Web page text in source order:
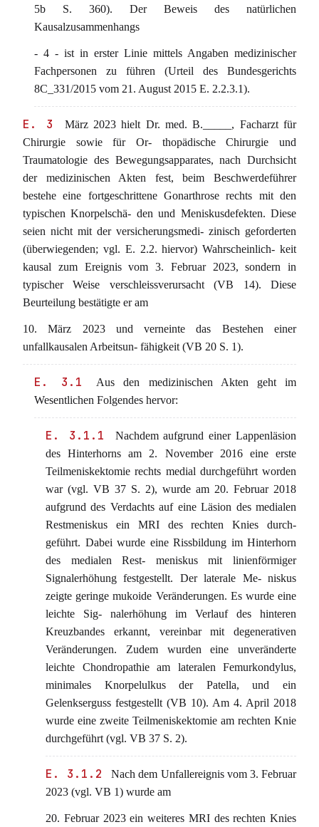
5b S. 360). Der Beweis des natürlichen
Kausalzusammenhangs
- 4 - ist in erster Linie mittels Angaben medizinischer
Fachpersonen zu führen (Urteil des Bundesgerichts
8C_331/2015 vom 21. August 2015 E. 2.2.3.1).
E. 3
März 2023 hielt Dr. med. B._____, Facharzt für
Chirurgie sowie für Or- thopädische Chirurgie und
Traumatologie des Bewegungsapparates, nach Durchsicht
der medizinischen Akten fest, beim Beschwerdeführer
bestehe eine fortgeschrittene Gonarthrose rechts mit den
typischen Knorpelschä- den und Meniskusdefekten. Diese
seien nicht mit der versicherungsmedi- zinisch geforderten
(überwiegenden; vgl. E. 2.2. hiervor) Wahrscheinlich- keit
kausal zum Ereignis vom 3. Februar 2023, sondern in
typischer Weise verschleissverursacht (VB 14). Diese
Beurteilung bestätigte er am
10. März 2023 und verneinte das Bestehen einer
unfallkausalen Arbeitsun- fähigkeit (VB 20 S. 1).
E. 3.1
Aus den medizinischen Akten geht im
Wesentlichen Folgendes hervor:
E. 3.1.1
Nachdem aufgrund einer Lappenläsion
des Hinterhorns am 2. November 2016 eine erste
Teilmeniskektomie rechts medial durchgeführt worden
war (vgl. VB 37 S. 2), wurde am 20. Februar 2018
aufgrund des Verdachts auf eine Läsion des medialen
Restmeniskus ein MRI des rechten Knies durch-
geführt. Dabei wurde eine Rissbildung im Hinterhorn
des medialen Rest- meniskus mit linienförmiger
Signalerhöhung festgestellt. Der laterale Me- niskus
zeigte geringe mukoide Veränderungen. Es wurde eine
leichte Sig- nalerhöhung im Verlauf des hinteren
Kreuzbandes erkannt, vereinbar mit degenerativen
Veränderungen. Zudem wurden eine unveränderte
leichte Chondropathie am lateralen Femurkondylus,
minimales Knorpelulkus der Patella, und ein
Gelenkserguss festgestellt (VB 10). Am 4. April 2018
wurde eine zweite Teilmeniskektomie am rechten Knie
durchgeführt (vgl. VB 37 S. 2).
E. 3.1.2
Nach dem Unfallereignis vom 3. Februar
2023 (vgl. VB 1) wurde am
20. Februar 2023 ein weiteres MRI des rechten Knies